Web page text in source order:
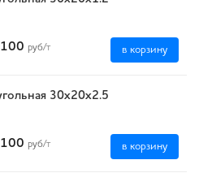
руб/т в корзину
30х20х2.5
руб/т в корзину